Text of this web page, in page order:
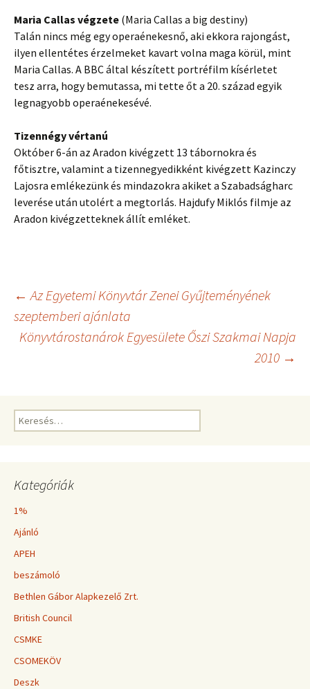
Maria Callas végzete (Maria Callas a big destiny)
Talán nincs még egy operaénekesnő, aki ekkora rajongást,
ilyen ellentétes érzelmeket kavart volna maga körül, mint
Maria Callas. A BBC által készített portréfilm kísérletet
tesz arra, hogy bemutassa, mi tette őt a 20. század egyik
legnagyobb operaénekesévé.
Tizennégy vértanú
Október 6-án az Aradon kivégzett 13 tábornokra és
főtisztre, valamint a tizennegyedikként kivégzett Kazinczy
Lajosra emlékezünk és mindazokra akiket a Szabadságharc
leverése után utolért a megtorlás. Hajdufy Miklós filmje az
Aradon kivégzetteknek állít emléket.
Bejegyzés
navigáció
← Az Egyetemi Könyvtár Zenei Gyűjteményének
szeptemberi ajánlata
Könyvtárostanárok Egyesülete Őszi Szakmai Napja
2010 →
Keresés:
Kategóriák
1%
Ajánló
APEH
beszámoló
Bethlen Gábor Alapkezelő Zrt.
British Council
CSMKE
CSOMEKÖV
Deszk